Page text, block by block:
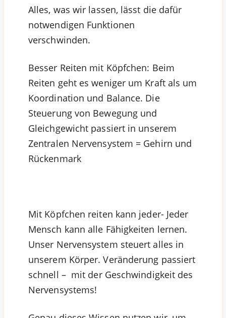
Alles, was wir lassen, lässt die dafür
notwendigen Funktionen
verschwinden.
Besser Reiten mit Köpfchen: Beim
Reiten geht es weniger um Kraft als um
Koordination und Balance. Die
Steuerung von Bewegung und
Gleichgewicht passiert in unserem
Zentralen Nervensystem = Gehirn und
Rückenmark
Mit Köpfchen reiten kann jeder- Jeder
Mensch kann alle Fähigkeiten lernen.
Unser Nervensystem steuert alles in
unserem Körper. Veränderung passiert
schnell – mit der Geschwindigkeit des
Nervensystems!